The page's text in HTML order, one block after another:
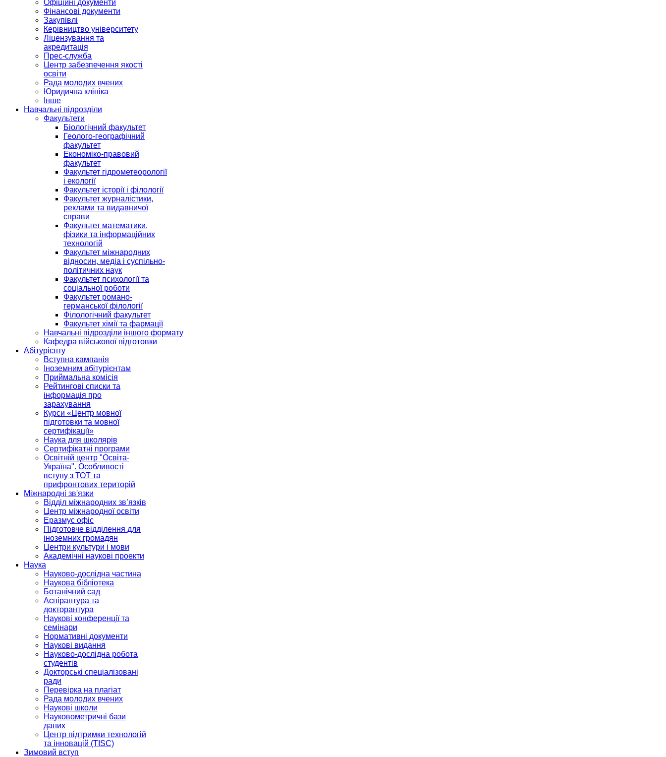
Офіційні документи
Фінансові документи
Закупівлі
Керівництво університету
Ліцензування та
акредитація
Прес-служба
Центр забезпечення якості
освіти
Рада молодих вчених
Юридична клініка
Інше
Навчальні підрозділи
Факультети
Біологічний факультет
Геолого-географічний
факультет
Економіко-правовий
факультет
Факультет гідрометеорології
і екології
Факультет історії і філології
Факультет журналістики,
реклами та видавничої
справи
Факультет математики,
фізики та інформаційних
технологій
Факультет міжнародних
відносин, медіа і суспільно-
політичних наук
Факультет психології та
соціальної роботи
Факультет романо-
германської філології
Філологічний факультет
Факультет хімії та фармації
Навчальні підрозділи іншого формату
Кафедра військової підготовки
Абітурієнту
Вступна кампанія
Іноземним абітурієнтам
Приймальна комісія
Рейтингові списки та
інформація про
зарахування
Курси «Центр мовної
підготовки та мовної
сертифікації»
Наука для школярів
Сертифікатні програми
Освітній центр "Освіта-
Україна". Особливості
вступу з ТОТ та
прифронтових територій
Міжнародні зв'язки
Відділ міжнародних зв’язків
Центр міжнародної освіти
Еразмус офіс
Підготовче відділення для
іноземних громадян
Центри культури і мови
Академічні наукові проекти
Наука
Науково-дослідна частина
Наукова бібліотека
Ботанічний сад
Аспірантура та
докторантура
Наукові конференції та
семінари
Нормативні документи
Наукові видання
Науково-дослідна робота
студентів
Докторські спеціалізовані
ради
Перевірка на плагіат
Рада молодих вчених
Наукові школи
Науковометричні бази
даних
Центр підтримки технологій
та інновацій (TISC)
Зимовий вступ